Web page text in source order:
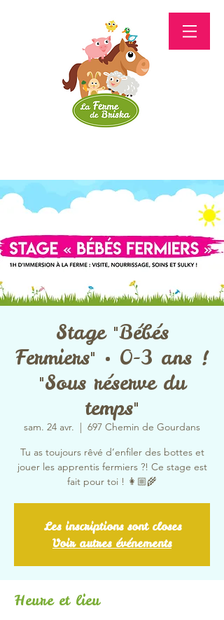
Stage "Bébés
Fermiers" • 0-3 ans !
"Sous réserve du
temps"
sam. 24 avr.
  |
697 Chemin de Gourdans
Tu as toujours rêvé d’enfiler des bottes et
jouer les apprentis fermiers ?! Ce stage est
fait pour toi ! 👩🏼‍🌾
Les inscriptions sont closes
Voir autres événements
Heure et lieu